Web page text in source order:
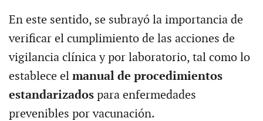
En este sentido, se subrayó la importancia de
verificar el cumplimiento de las acciones de
vigilancia clínica y por laboratorio, tal como lo
establece el manual de procedimientos
estandarizadospara enfermedades
prevenibles por vacunación.